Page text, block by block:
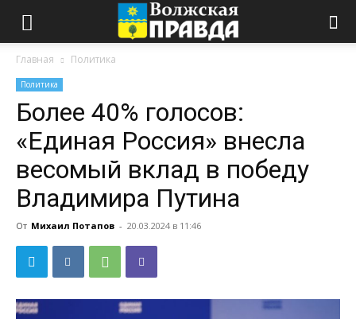
Главная Политика
Политика
Более 40% голосов:
«Единая Россия» внесла
весомый вклад в победу
Владимира Путина
От Михаил Потапов - 20.03.2024 в 11:46